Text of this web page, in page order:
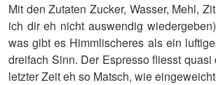
Mit den Zutaten Zucker, Wasser, Mehl,
ich dir eh nicht auswendig
was gibt es Himmlischeres als ein
dreifach Sinn. Der Espresso fliesst
letzter Zeit eh so Matsch, wie